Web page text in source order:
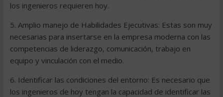
los ingenieros requieren hoy.
5. Amplio manejo de Habilidades Ejecutivas: Estas son muy
necesarias para insertarse en la empresa moderna con las
competencias de liderazgo, comunicación, trabajo en
equipo y vinculación con el medio.
6. Identificar las condiciones del entorno: Es necesario que
los ingenieros de hoy tengan la capacidad de identificar las